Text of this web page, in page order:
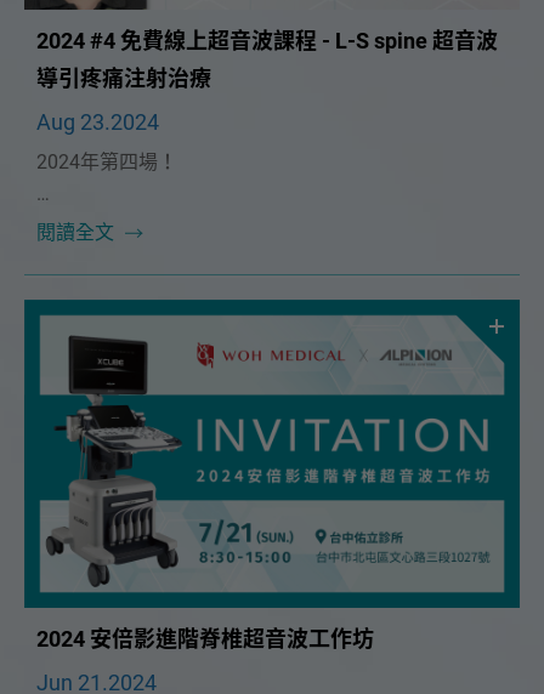
2024 #4 免費線上超音波課程 - L-S spine 超音波
導引疼痛注射治療
Aug 23.2024
2024年第四場！
本次課程很榮幸邀請到🔥台大麻醉部主治醫師 周韋翰醫
閱讀全文
2024 安倍影進階脊椎超音波工作坊
Jun 21.2024